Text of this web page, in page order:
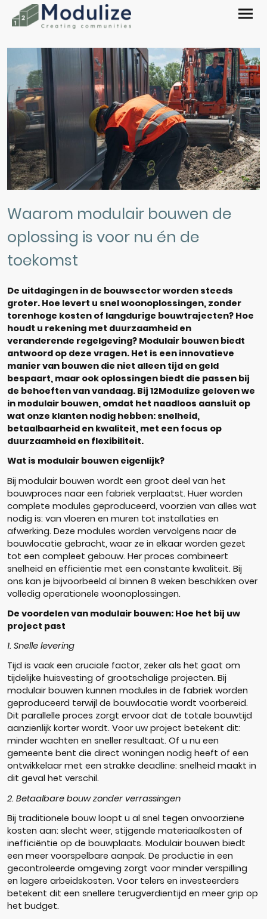
Waarom modulair bouwen de
oplossing is voor nu én de
toekomst
De uitdagingen in de bouwsector worden steeds
groter. Hoe levert u snel woonoplossingen, zonder
torenhoge kosten of langdurige bouwtrajecten? Hoe
houdt u rekening met duurzaamheid en
veranderende regelgeving? Modulair bouwen biedt
antwoord op deze vragen. Het is een innovatieve
manier van bouwen die niet alleen tijd en geld
bespaart, maar ook oplossingen biedt die passen bij
de behoeften van vandaag. Bij 12Modulize geloven we
in modulair bouwen, omdat het naadloos aansluit op
wat onze klanten nodig hebben: snelheid,
betaalbaarheid en kwaliteit, met een focus op
duurzaamheid en flexibiliteit.
Wat is modulair bouwen eigenlijk?
Bij modulair bouwen wordt een groot deel van het
bouwproces naar een fabriek verplaatst. Huer worden
complete modules geproduceerd, voorzien van alles wat
nodig is: van vloeren en muren tot installaties en
afwerking. Deze modules worden vervolgens naar de
bouwlocatie gebracht, waar ze in elkaar worden gezet
tot een compleet gebouw. Her proces combineert
snelheid en efficiëntie met een constante kwaliteit. Bij
ons kan je bijvoorbeeld al binnen 8 weken beschikken over
volledig operationele woonoplossingen.
De voordelen van modulair bouwen: Hoe het bij uw
project past
1. Snelle levering
Tijd is vaak een cruciale factor, zeker als het gaat om
tijdelijke huisvesting of grootschalige projecten. Bij
modulair bouwen kunnen modules in de fabriek worden
geproduceerd terwijl de bouwlocatie wordt voorbereid.
Dit parallelle proces zorgt ervoor dat de totale bouwtijd
aanzienlijk korter wordt. Voor uw project betekent dit:
minder wachten en sneller resultaat. Of u nu een
gemeente bent die direct woningen nodig heeft of een
ontwikkelaar met een strakke deadline: snelheid maakt in
dit geval het verschil.
2. Betaalbare bouw zonder verrassingen
Bij traditionele bouw loopt u al snel tegen onvoorziene
kosten aan: slecht weer, stijgende materiaalkosten of
inefficiëntie op de bouwplaats. Modulair bouwen biedt
een meer voorspelbare aanpak. De productie in een
gecontroleerde omgeving zorgt voor minder verspilling
en lagere arbeidskosten. Voor telers en investeerders
betekent dit een snellere terugverdientijd en meer grip op
het budget.